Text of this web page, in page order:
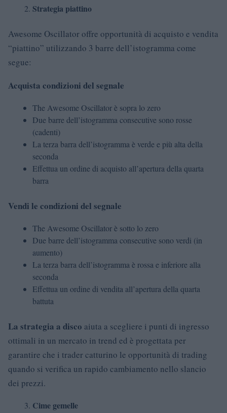
Strategia piattino
Awesome Oscillator offre opportunità di acquisto e vendita
“piattino” utilizzando 3 barre dell’istogramma come
segue:
Acquista condizioni del segnale
The Awesome Oscillator è sopra lo zero
Due barre dell’istogramma consecutive sono rosse
(cadenti)
La terza barra dell’istogramma è verde e più alta della
seconda
Effettua un ordine di acquisto all’apertura della quarta
barra
Vendi le condizioni del segnale
The Awesome Oscillator è sotto lo zero
Due barre dell’istogramma consecutive sono verdi (in
aumento)
La terza barra dell’istogramma è rossa e inferiore alla
seconda
Effettua un ordine di vendita all’apertura della quarta
battuta
La strategia a disco aiuta a scegliere i punti di ingresso
ottimali in un mercato in trend ed è progettata per
garantire che i trader catturino le opportunità di trading
quando si verifica un rapido cambiamento nello slancio
dei prezzi.
Cime gemelle